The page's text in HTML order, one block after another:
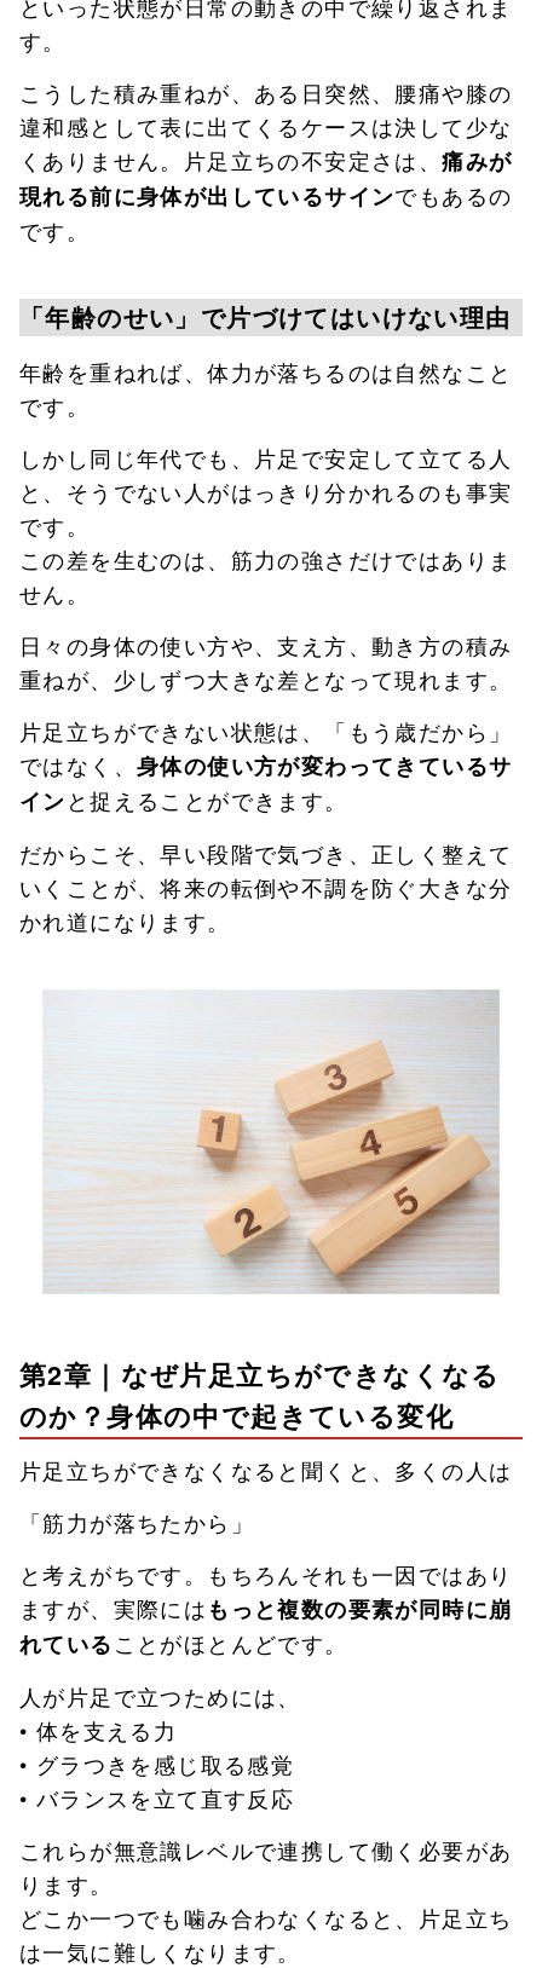
す。
こうした積み重ねが、ある日突然、腰痛や膝の
違和感として表に出てくるケースは決して少な
くありません。片足立ちの不安定さは、痛みが
現れる前に身体が出しているサインでもあるの
です。
「年齢のせい」で片づけてはいけない理由
年齢を重ねれば、体力が落ちるのは自然なこと
です。
しかし同じ年代でも、片足で安定して立てる人
と、そうでない人がはっきり分かれるのも事実
です。
この差を生むのは、筋力の強さだけではありま
せん。
日々の身体の使い方や、支え方、動き方の積み
重ねが、少しずつ大きな差となって現れます。
片足立ちができない状態は、「もう歳だから」
ではなく、 身体の使い方が変わってきているサ
インと捉えることができます。
だからこそ、早い段階で気づき、正しく整えて
いくことが、将来の転倒や不調を防ぐ大きな分
かれ道になります。
第2章｜なぜ片足立ちができなくなる
のか？身体の中で起きている変化
片足立ちができなくなると聞くと、多くの人は
「筋力が落ちたから」
と考えがちです。もちろんそれも一因ではあり
ますが、実際にはもっと複数の要素が同時に崩
れていることがほとんどです。
人が片足で立つためには、
• 体を支える力
• グラつきを感じ取る感覚
• バランスを立て直す反応
これらが無意識レベルで連携して働く必要があ
ります。
どこか一つでも噛み合わなくなると、片足立ち
は一気に難しくなります。